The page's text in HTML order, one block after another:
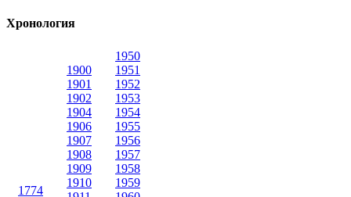
Хронология
1774
1900
1901
1902
1904
1906
1907
1908
1909
1910
1950
1951
1952
1953
1954
1955
1956
1957
1958
1959